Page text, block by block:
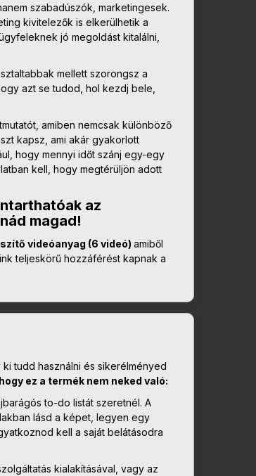
szabadúszók, marketingesek.
kivitelezők is elkerülhetik a
jó megoldást kitalálni,
mellett szorongsz a
azt se tudod, hol kezdj bele,
amiben nemcsak különböző
kapsz, ami akár gyakorlott
hogy mennyi időt szánj egy-egy
kell, hogy megtérüljön adott
az
magad!
videóanyag (6 videó) amiből
teljeskörű hozzáférést kapnak a
tudd használni és sikerélményed
ez a termék nem neked való:
to-do listát szeretnél. A
lásd a képet, legyen egy
kell a saját belátásodra
kialakításával, vagy az